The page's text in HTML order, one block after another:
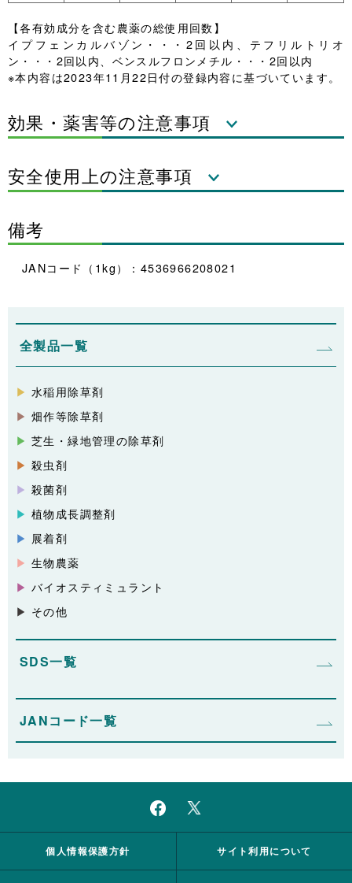
【各有効成分を含む農薬の総使用回数】
イプフェンカルバゾン・・・2回以内、テフリルトリオ
ン・・・2回以内、ベンスルフロンメチル・・・2回以内
※本内容は2023年11月22日付の登録内容に基づいています。
効果・薬害等の注意事項
安全使用上の注意事項
備考
JANコード（1kg）：4536966208021
全製品一覧
水稲用除草剤
畑作等除草剤
芝生・緑地管理の除草剤
殺虫剤
殺菌剤
植物成長調整剤
展着剤
生物農薬
バイオスティミュラント
その他
SDS一覧
JANコード一覧
個人情報保護方針 サイト利用について